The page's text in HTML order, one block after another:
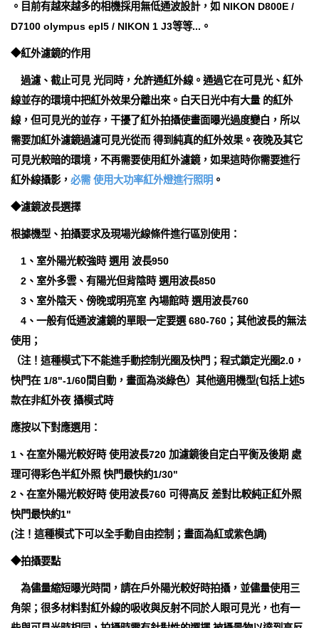
。目前有越來越多的相機採用無低通波設計，如 NIKON D800E /
D7100 olympus epl5 / NIKON 1 J3等等...。
◆紅外濾鏡的作用
過濾、截止可見 光同時，允許通紅外線。通過它在可見光、紅外
線並存的環境中把紅外效果分離出來。白天日光中有大量 的紅外
線，但可見光的並存，干擾了紅外拍攝使畫面曝光過度變白，所以
需要加紅外濾鏡過濾可見光從而 得到純真的紅外效果。夜晚及其它
可見光較暗的環境，不再需要使用紅外濾鏡，如果這時你需要進行
紅外線攝影， 必需 使用大功率紅外燈進行照明 。
◆濾鏡波長選擇
根據機型、拍攝要求及現場光線條件進行區別使用：
1、室外陽光較強時 選用 波長950
2、室外多雲、有陽光但背陰時 選用波長850
3、室外陰天、傍晚或明亮室 內場館時 選用波長760
4、一般有低通波濾鏡的單眼一定要選 680-760；其他波長的無法
使用；
（注！這種模式下不能進手動控制光圈及快門；程式鎖定光圈2.0，
快門在 1/8"-1/60間自動，畫面為淡綠色）其他適用機型(包括上述5
款在非紅外夜 攝模式時
應按以下對應選用：
1、在室外陽光較好時 使用波長720 加濾鏡後自定白平衡及後期 處
理可得彩色半紅外照 快門最快約1/30"
2、在室外陽光較好時 使用波長760 可得高反 差對比較純正紅外照
快門最快約1"
(注！這種模式下可以全手動自由控制；畫面為紅或紫色調)
◆拍攝要點
為儘量縮短曝光時間，請在戶外陽光較好時拍攝，並儘量使用三
角架；很多材料對紅外線的吸收與反射不同於人眼可見光，也有一